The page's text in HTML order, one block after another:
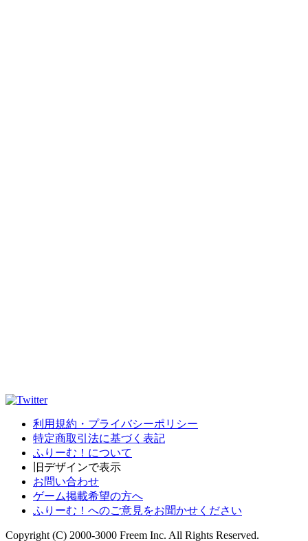
利用規約・プライバシーポリシー
特定商取引法に基づく表記
ふりーむ！について
旧デザインで表示
お問い合わせ
ゲーム掲載希望の方へ
ふりーむ！へのご意見をお聞かせください
Copyright (C) 2000-3000 Freem Inc. All Rights Reserved.